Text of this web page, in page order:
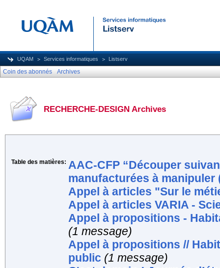
UQAM Services informatiques Listserv
Coin des abonnés Archives
RECHERCHE-DESIGN Archives
Table des matières: AAC-CFP “Découper
manufacturées à manipuler
Appel à articles "Sur le
Appel à articles VARIA -
Appel à propositions -
(1 message)
Appel à propositions //
public (1 message)